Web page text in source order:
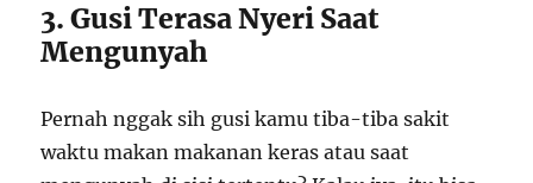
3. Gusi Terasa Nyeri Saat
Mengunyah
Pernah nggak sih gusi kamu tiba-tiba sakit
waktu makan makanan keras atau saat